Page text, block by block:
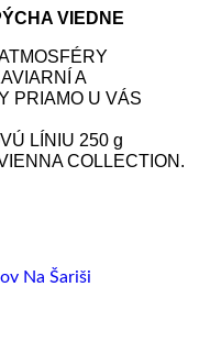
VIEDNE
A
PRIAMO U VÁS
LÍNIU 250 g
COLLECTION.